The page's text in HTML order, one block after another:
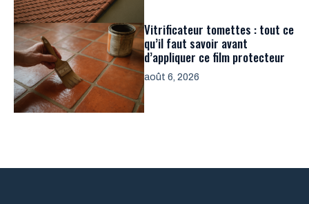
Vitrificateur tomettes : tout ce
qu’il faut savoir avant
d’appliquer ce film protecteur
août 6, 2026